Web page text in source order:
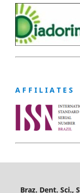
A F F I L I A T E S
Braz. Dent. Sci.,